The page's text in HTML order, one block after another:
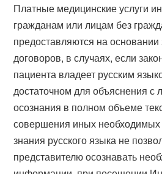
Платные медицинские услуги
гражданам или лицам без
предоставляются на
договоров, в случаях, если
пациента владеет русским
достаточном для объяснения с
осознания в полном объеме
совершения иных необходимых
знания русского языка не
представителю осознавать